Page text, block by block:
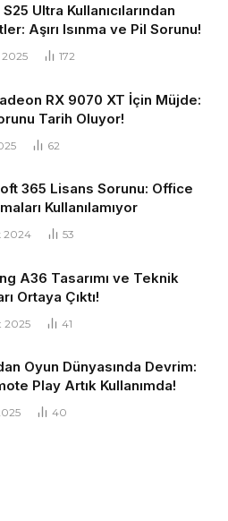
Ultra Kullanıcılarından
Aşırı Isınma ve Pil Sorunu!
172
RX 9070 XT İçin Müjde:
Tarih Oluyor!
62
365 Lisans Sorunu: Office
Kullanılamıyor
2024 53
A36 Tasarımı ve Teknik
Ortaya Çıktı!
2025 41
Oyun Dünyasında Devrim:
Play Artık Kullanımda!
40